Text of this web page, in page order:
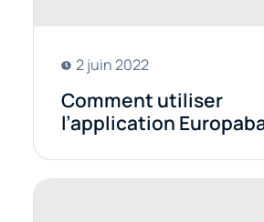
2 juin 2022
Comment utiliser
l’application